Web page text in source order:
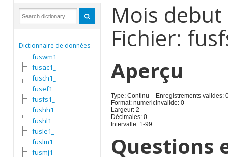
Dictionnaire de données
fuswm1_
fusac1_
fusch1_
fusef1_
fusfs1_
fushh1_
fushl1_
fusle1_
fuslm1
fusmj1
Mois debut
Fichier:
Aperçu
Type: Continu
Format: numeric
Largeur: 2
Décimales: 0
Intervalle: 1-99
Enregistrements valides:
Invalide: 0
Questions